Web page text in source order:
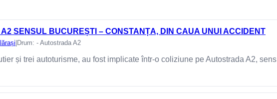
SENSUL BUCUREȘTI – CONSTANȚA, DIN CAUA UNUI ACCIDENT
Drum: - Autostrada A2
și trei autoturisme, au fost implicate într-o coliziune pe Autostrada A2, sens